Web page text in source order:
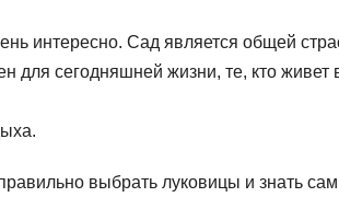
интересно. Сад является общей
для сегодняшней жизни, те, кто живет
выбрать луковицы и знать